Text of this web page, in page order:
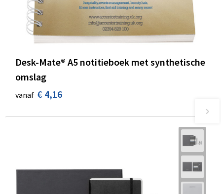
Desk-Mate® A5 notitieboek met synthetische
omslag
vanaf € 4,16